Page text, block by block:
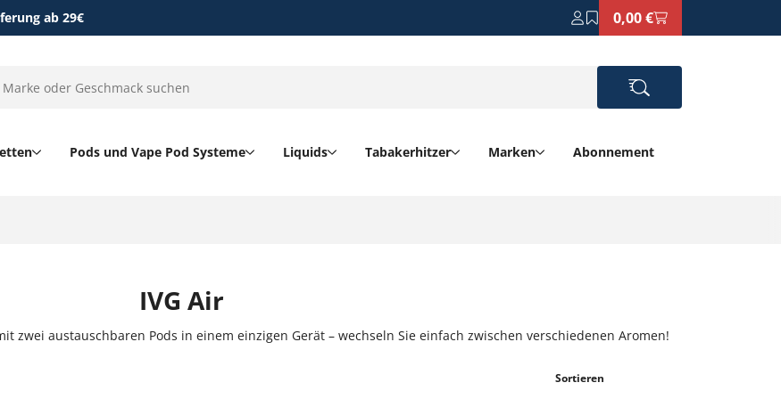
ab 29€ 0,00 €
Pods und Vape Pod Systeme Liquids Tabakerhitzer Marken Abonnement
IVG Air
zwei austauschbaren Pods in einem einzigen Gerät – wechseln Sie einfach zwischen verschiedenen Aromen!
Sortieren